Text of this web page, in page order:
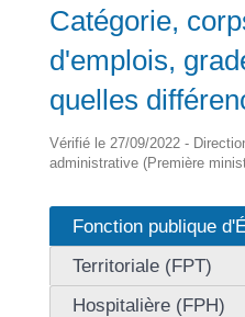
Catégorie,
d'emplois,
quelles
Vérifié le 27/09/2022 -
administrative (Première
Fonction publique
Territoriale (FPT)
Hospitalière (FPH)